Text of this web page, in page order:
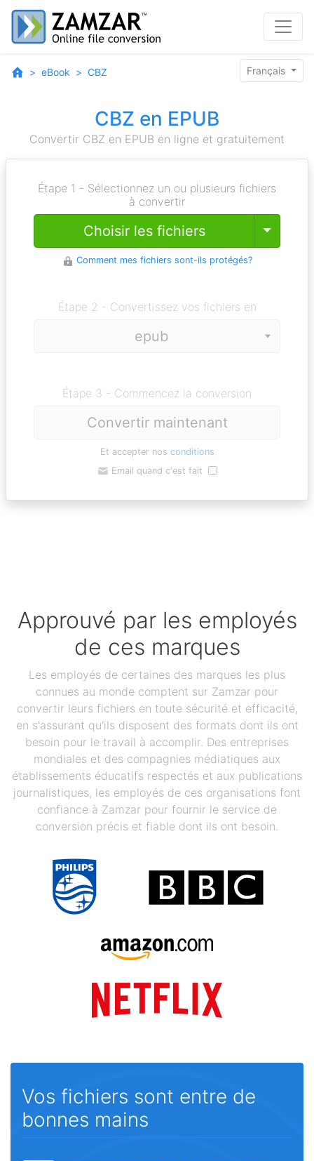
eBook CBZ Français
CBZ en EPUB
Convertir CBZ en EPUB en ligne et gratuitement
Étape 1 - Sélectionnez un ou plusieurs fichiers
à convertir
Choisir les fichiers Toggle
Comment mes fichiers sont-ils protégés?
Étape 2 - Convertissez vos fichiers en
Étape 3 - Commencez la conversion
Convertir maintenant
Et accepter nos conditions
Email quand c'est fait
Approuvé par les employés
de ces marques
Les employés de certaines des marques les plus
connues au monde comptent sur Zamzar pour
convertir leurs fichiers en toute sécurité et efficacité,
en s'assurant qu'ils disposent des formats dont ils ont
besoin pour le travail à accomplir. Des entreprises
mondiales et des compagnies médiatiques aux
établissements éducatifs respectés et aux publications
journalistiques, les employés de ces organisations font
confiance à Zamzar pour fournir le service de
conversion précis et fiable dont ils ont besoin.
Vos fichiers sont entre de
bonnes mains